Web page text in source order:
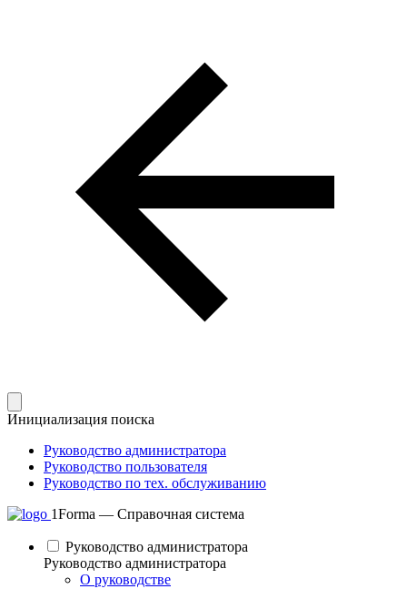
Инициализация поиска
Руководство администратора
Руководство пользователя
Руководство по тех. обслуживанию
1Forma — Справочная система
Руководство администратора
Руководство администратора
О руководстве